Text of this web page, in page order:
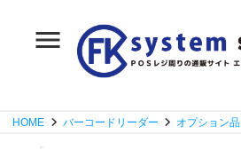
HOME バーコードリーダー オプション品